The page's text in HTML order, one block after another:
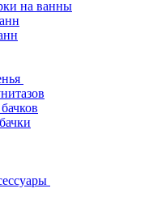
на ванны